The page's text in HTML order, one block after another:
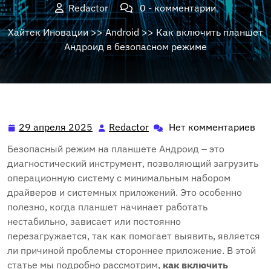
Redactor
0 - комментарии
Хайтек Иновации>>Android >> Как включить планшет
Андроид в безопасном режиме
29 апреля 2025 29 Redactor Redactor
Нет комментариев
Безопасный режим на планшете Андроид – это
диагностический инструмент, позволяющий загрузить
операционную систему с минимальным набором
драйверов и системных приложений. Это особенно
полезно, когда планшет начинает работать
нестабильно, зависает или постоянно
перезагружается, так как помогает выявить, является
ли причиной проблемы стороннее приложение. В этой
статье мы подробно рассмотрим, как включить